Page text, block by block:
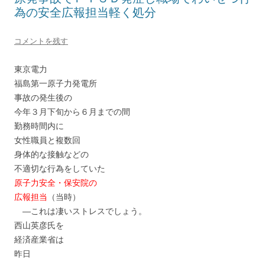
為の安全広報担当軽く処分
コメントを残す
東京電力
福島第一原子力発電所
事故の発生後の
今年３月下旬から６月までの間
勤務時間内に
女性職員と複数回
身体的な接触などの
不適切な行為をしていた
原子力安全・保安院の
広報担当 （当時）
―これは凄いストレスでしょう。
西山英彦氏を
経済産業省は
昨日